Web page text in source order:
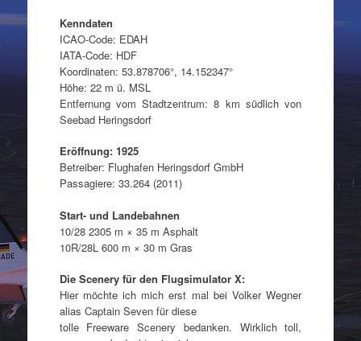
Kenndaten
ICAO-Code: EDAH
IATA-Code: HDF
Koordinaten: 53.878706°, 14.152347°
Höhe: 22 m ü. MSL
Entfernung vom Stadtzentrum: 8 km südlich von
Seebad Heringsdorf
Eröffnung: 1925
Betreiber: Flughafen Heringsdorf GmbH
Passagiere: 33.264 (2011)
Start- und Landebahnen
10/28 2305 m × 35 m Asphalt
10R/28L 600 m × 30 m Gras
Die Scenery für den Flugsimulator X:
Hier möchte ich mich erst mal bei Volker Wegner
alias Captain Seven für diese
tolle Freeware Scenery bedanken. Wirklich toll,